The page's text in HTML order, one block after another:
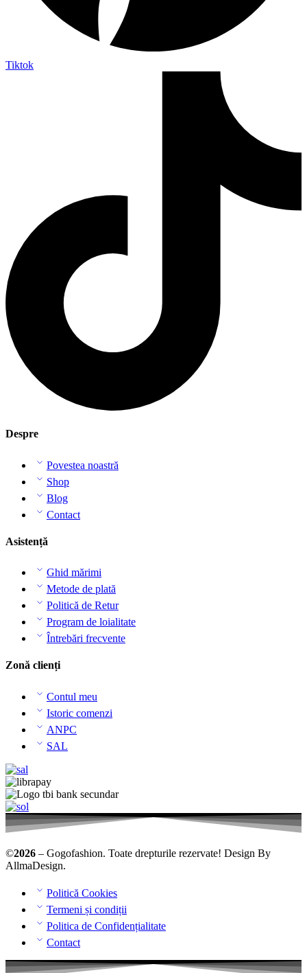
Tiktok
Despre
Povestea noastră
Shop
Blog
Contact
Asistență
Ghid mărimi
Metode de plată
Politică de Retur
Program de loialitate
Întrebări frecvente
Zonă clienți
Contul meu
Istoric comenzi
ANPC
SAL
©2026 – Gogofashion. Toate drepturile rezervate! Design By
AllmaDesign.
Politică Cookies
Termeni și condiții
Politica de Confidențialitate
Contact